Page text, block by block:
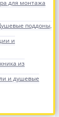
для монтажа
поддоны,
и
из
и душевые